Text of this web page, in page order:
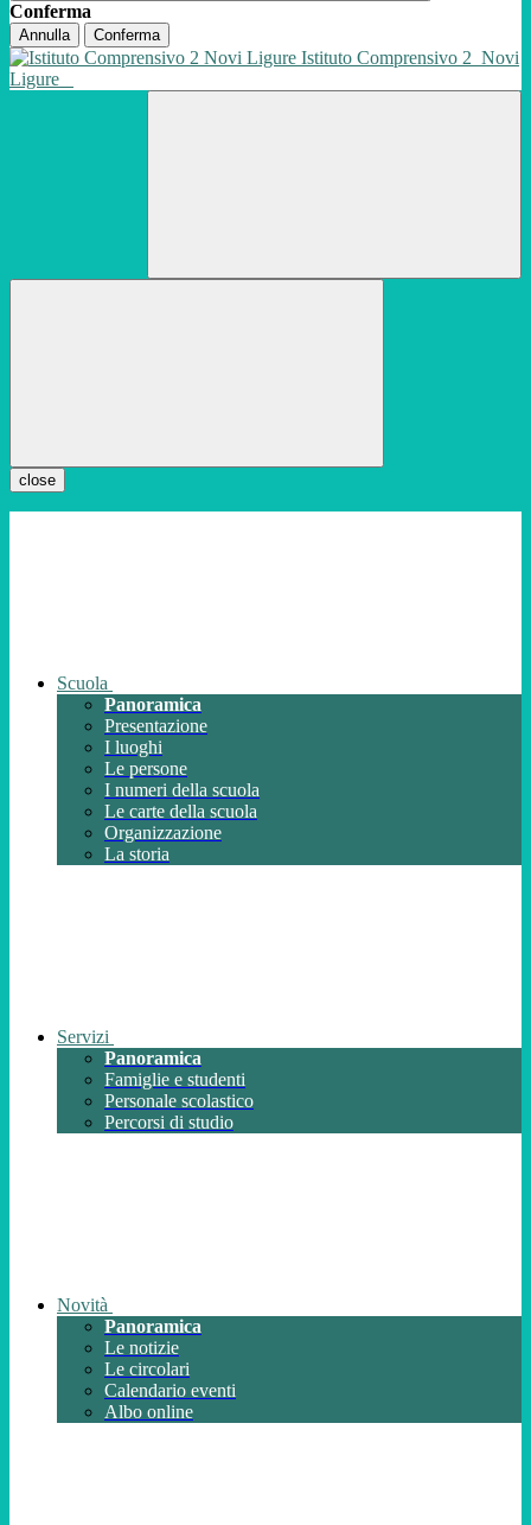
Conferma
Annulla Conferma
Istituto Comprensivo 2 Novi
Ligure
close
Scuola
Panoramica
Presentazione
I luoghi
Le persone
I numeri della scuola
Le carte della scuola
Organizzazione
La storia
Servizi
Panoramica
Famiglie e studenti
Personale scolastico
Percorsi di studio
Novità
Panoramica
Le notizie
Le circolari
Calendario eventi
Albo online